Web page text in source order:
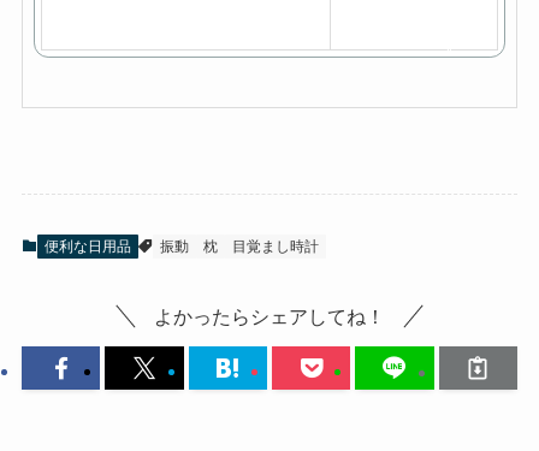
入
便利な日用品 振動 枕 目覚まし時計
よかったらシェアしてね！